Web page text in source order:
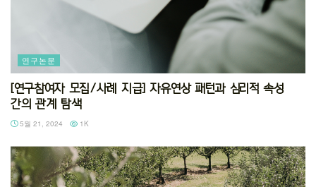
연구논문
[연구참여자 모집/사례 지급] 자유연상 패턴과 심리적 속성
간의 관계 탐색
5월 21, 2024 1K